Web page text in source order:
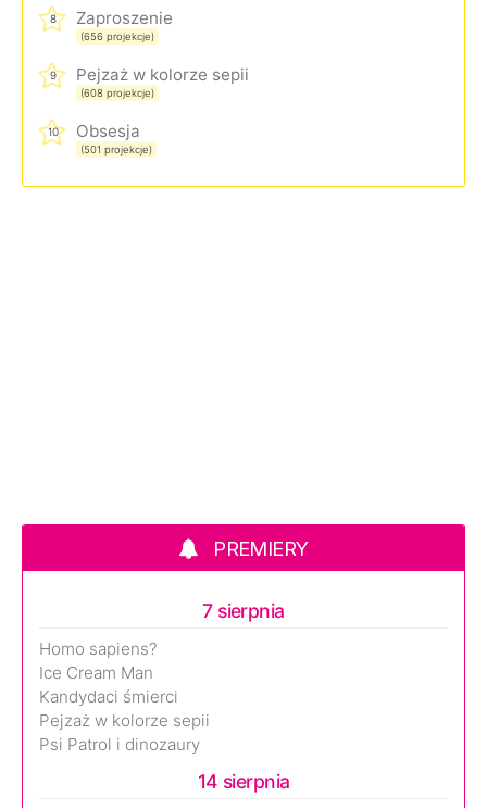
8 Zaproszenie
(656 projekcje)
9 Pejzaż w kolorze sepii
(608 projekcje)
10 Obsesja
(501 projekcje)
PREMIERY
7 sierpnia
Homo sapiens?
Ice Cream Man
Kandydaci śmierci
Pejzaż w kolorze sepii
Psi Patrol i dinozaury
14 sierpnia